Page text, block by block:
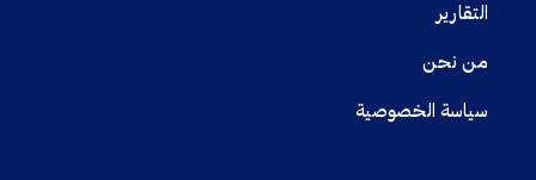
التقارير
من نحن
سياسة الخصوصية